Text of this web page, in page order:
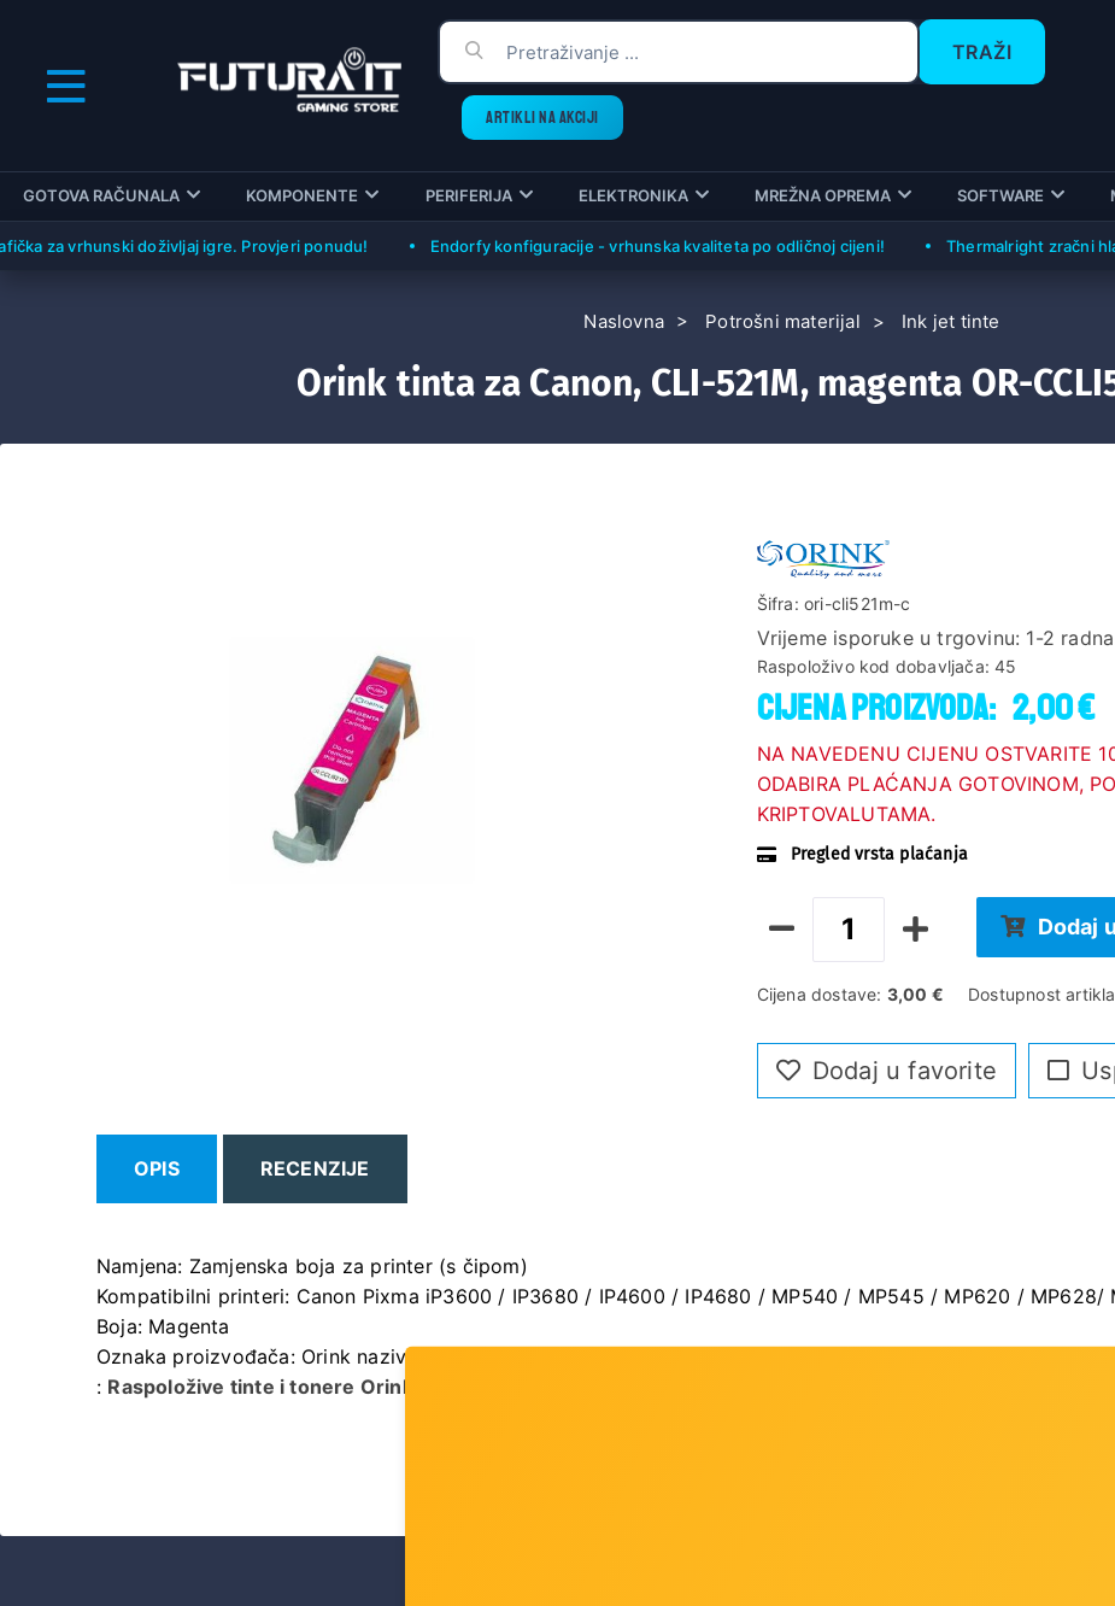
TRAŽI
ARTIKLI NA AKCIJI
GOTOVA RAČUNALA KOMPONENTE PERIFERIJA ELEKTRONIKA MREŽNA OPREMA SOFTWARE
vrhunski doživljaj igre. Provjeri ponudu! Endorfy konfiguracije - vrhunska kvaliteta po odličnoj cijeni! Thermalright zračni
Naslovna Potrošni materijal Ink jet tinte
Orink tinta za Canon, CLI-521M, magenta OR-
Šifra:ori-cli521m-c
Vrijeme isporuke u trgovinu: 1-2
Raspoloživo kod dobavljača:45
Cijena proizvoda: 2,00 €
NA NAVEDENU CIJENU OSTVARITE
ODABIRA PLAĆANJA GOTOVINOM,
KRIPTOVALUTAMA.
Pregled vrsta plaćanja
Dodaj
Cijena dostave: 3,00 € Dostupnost
Dodaj u favorite
OPIS RECENZIJE
Namjena: Zamjenska boja za printer (s čipom)
Kompatibilni printeri: Canon Pixma iP3600 / IP3680 / IP4600 / IP4680 / MP540 / MP545 / MP620 /
Boja: Magenta
Oznaka proizvođača: Orink naziv modela: OR-CCLI521M, orginalni naziv modela: PGI-521M
: Raspoložive tinte i tonere Orink kao i preporučene MPC možete provjeriti